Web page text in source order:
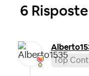
6 Risposte
Top